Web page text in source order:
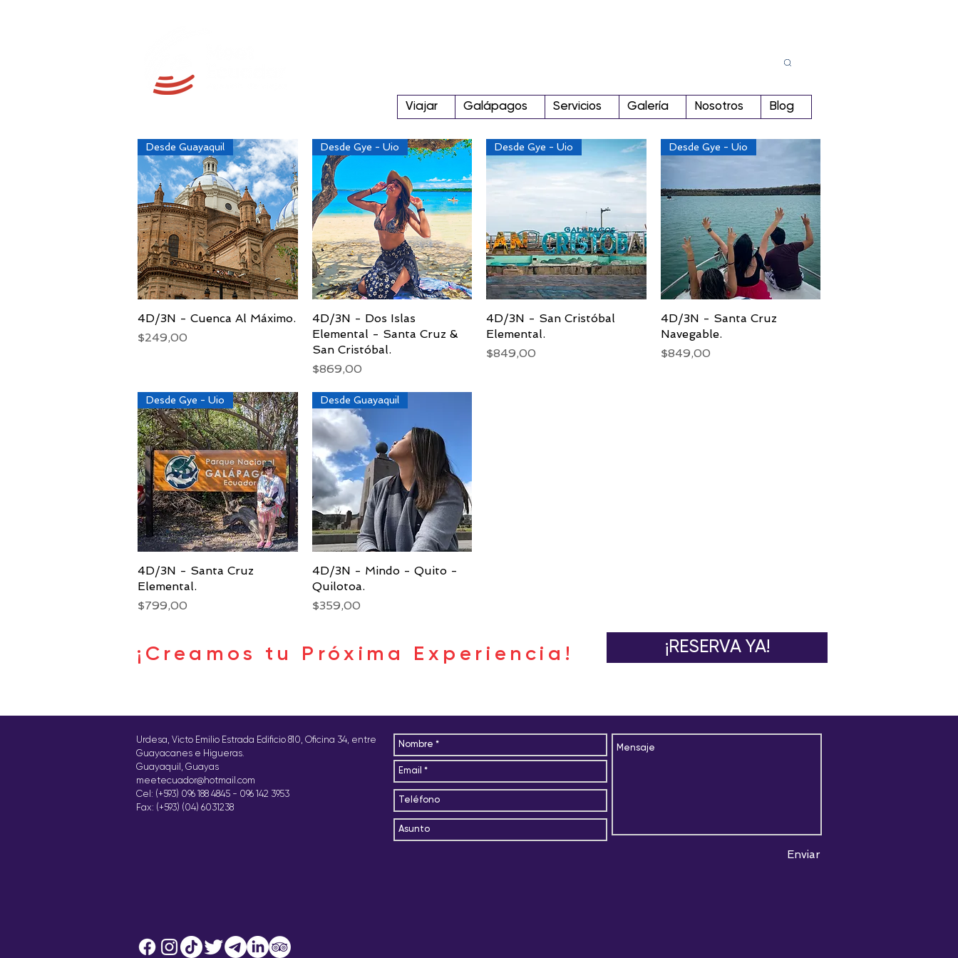
Viajar Galápagos Servicios Galería Nosotros Blog
Vista rápida
Desde Guayaquil
4D/3N - Cuenca Al Máximo.
Precio
$249,00
Vista rápida
Desde Gye - Uio
4D/3N - Dos Islas
Elemental - Santa Cruz &
San Cristóbal.
Precio
$869,00
Vista rápida
Desde Gye - Uio
4D/3N - San Cristóbal
Elemental.
Precio
$849,00
Vista rápida
Desde Gye - Uio
4D/3N - Santa Cruz
Navegable.
Precio
$849,00
Vista rápida
Desde Gye - Uio
4D/3N - Santa Cruz
Elemental.
Precio
$799,00
Vista rápida
Desde Guayaquil
4D/3N - Mindo - Quito -
Quilotoa.
Precio
$359,00
¡Creamos tu Próxima Experiencia! ¡RESERVA YA!
Urdesa, Victo Emilio Estrada Edificio 810, Oficina 34, entre
Guayacanes e Higueras.
Guayaquil, Guayas
meetecuador@hotmail.com
Cel: (+593) 096 188 4845 - 096 142 3953
Fax: (+593) (04) 6031238
Enviar